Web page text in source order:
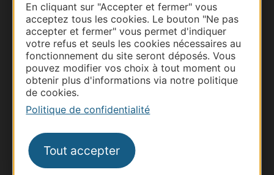
En cliquant sur "Accepter et fermer" vous
acceptez tous les cookies. Le bouton "Ne pas
accepter et fermer" vous permet d'indiquer
votre refus et seuls les cookies nécessaires au
fonctionnement du site seront déposés. Vous
pouvez modifier vos choix à tout moment ou
obtenir plus d'informations via notre politique
de cookies.
Politique de confidentialité
Tout accepter
Thermalisme
Pros d'Occitanie
Site presse et d'influence